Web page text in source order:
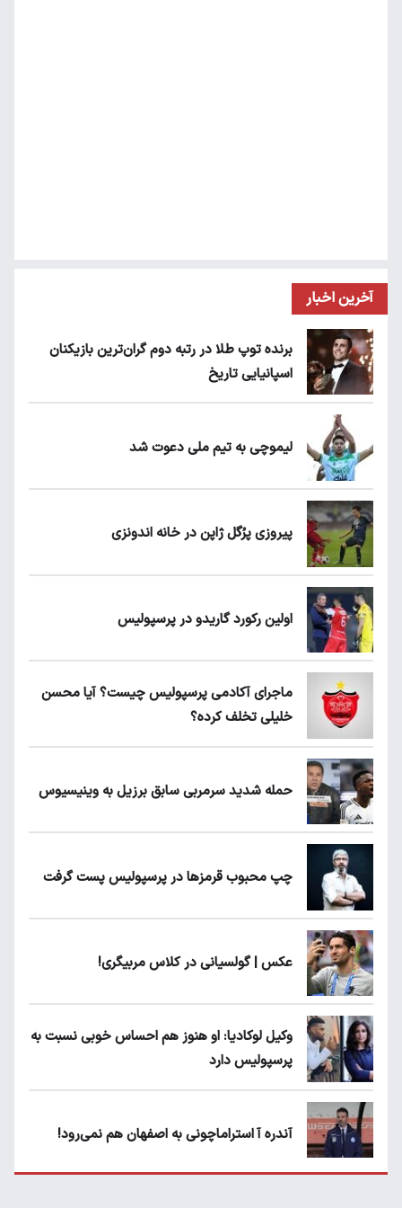
آخرین اخبار
برنده توپ طلا در رتبه دوم گران‌ترین بازیکنان
اسپانیایی تاریخ
لیموچی به تیم ملی دعوت شد
پیروزی پرُگل ژاپن در خانه اندونزی
اولین رکورد گاریدو در پرسپولیس
ماجرای آکادمی پرسپولیس چیست؟ آیا محسن
خلیلی تخلف کرده؟
حمله شدید سرمربی سابق برزیل به وینیسیوس
چپ محبوب قرمزها در پرسپولیس پست گرفت
عکس | گولسیانی در کلاس مربیگری!
وکیل لوکادیا: او هنوز هم احساس خوبی نسبت به
پرسپولیس دارد
آندره آ استراماچونی به اصفهان هم نمی‌رود!